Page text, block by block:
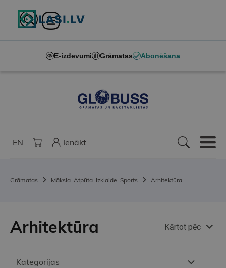
E-izdevumi Grāmatas Abonēšana
EN Ienākt
Grāmatas Māksla. Atpūta. Izklaide. Sports Arhitektūra
Kategorijas
Arhitektūra Kārtot pēc